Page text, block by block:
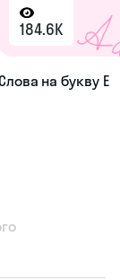
184.6K
Слова на букву Е